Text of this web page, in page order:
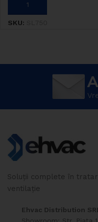
ADAUGĂ ÎN COȘ
SKU:
Soluții complete în
ventilație
Ehvac Distribution